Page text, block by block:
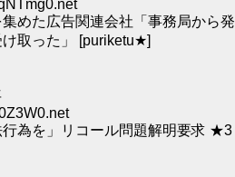
集めた広告関連会社「事務局から発
取った」 [puriketu★]
為を」リコール問題解明要求 ★3